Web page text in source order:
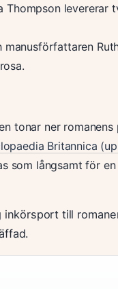
Thompson levererar
manusförfattaren
tonar ner
Britannica
som långsamt för
till